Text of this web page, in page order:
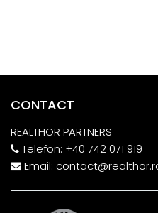
CONTACT
REALTHOR PARTNERS
Telefon: +40 742 071 919
Email: